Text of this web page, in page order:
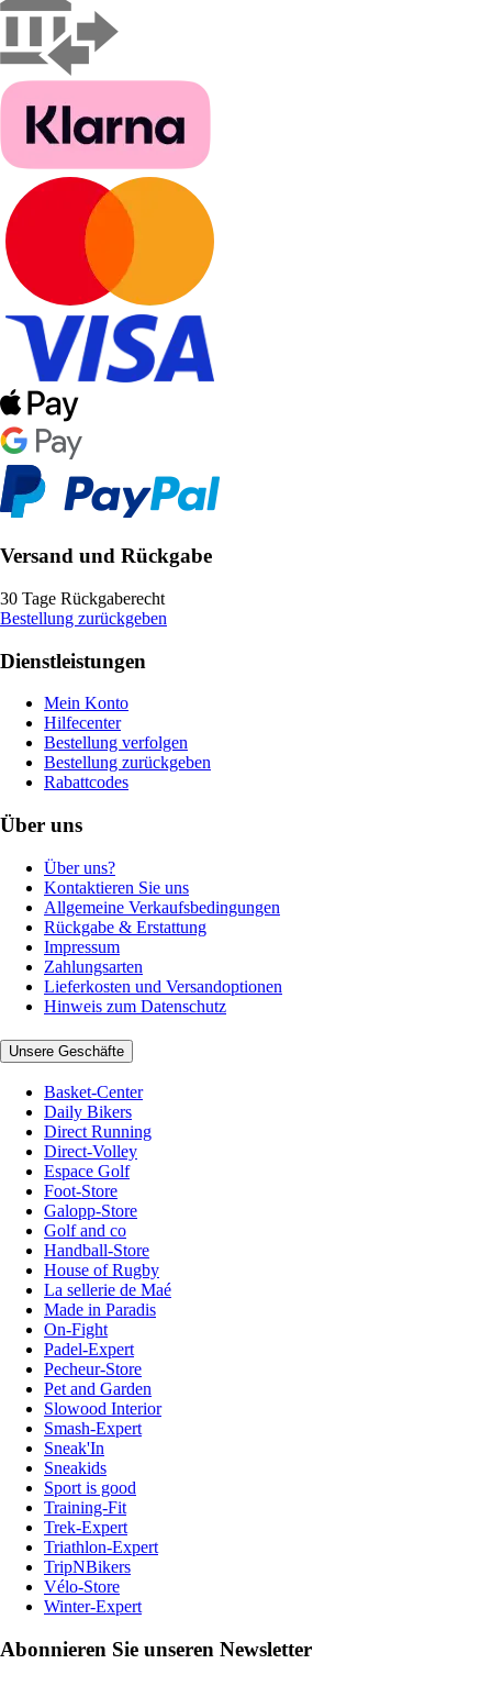
Versand und Rückgabe
30 Tage Rückgaberecht
Bestellung zurückgeben
Dienstleistungen
Mein Konto
Hilfecenter
Bestellung verfolgen
Bestellung zurückgeben
Rabattcodes
Über uns
Über uns?
Kontaktieren Sie uns
Allgemeine Verkaufsbedingungen
Rückgabe & Erstattung
Impressum
Zahlungsarten
Lieferkosten und Versandoptionen
Hinweis zum Datenschutz
Unsere Geschäfte
Basket-Center
Daily Bikers
Direct Running
Direct-Volley
Espace Golf
Foot-Store
Galopp-Store
Golf and co
Handball-Store
House of Rugby
La sellerie de Maé
Made in Paradis
On-Fight
Padel-Expert
Pecheur-Store
Pet and Garden
Slowood Interior
Smash-Expert
Sneak'In
Sneakids
Sport is good
Training-Fit
Trek-Expert
Triathlon-Expert
TripNBikers
Vélo-Store
Winter-Expert
Abonnieren Sie unseren Newsletter